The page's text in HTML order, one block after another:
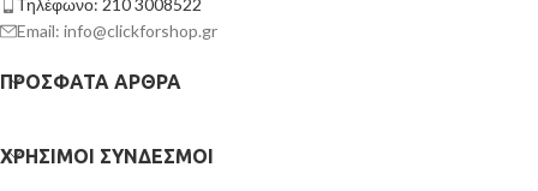
Τηλέφωνο: 210 3008522
Email: info@clickforshop.gr
ΠΡΌΣΦΑΤΑ ΆΡΘΡΑ
ΧΡΉΣΙΜΟΙ ΣΎΝΔΕΣΜΟΙ